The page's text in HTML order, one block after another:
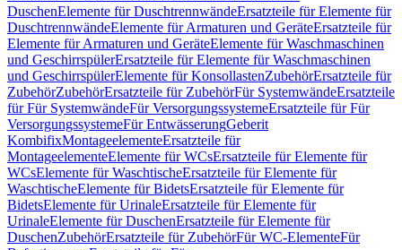
DuschenElemente für DuschtrennwändeErsatzteile für Elemente für
DuschtrennwändeElemente für Armaturen und GeräteErsatzteile für
Elemente für Armaturen und GeräteElemente für Waschmaschinen
und GeschirrspülerErsatzteile für Elemente für Waschmaschinen
und GeschirrspülerElemente für KonsollastenZubehörErsatzteile für
ZubehörZubehörErsatzteile für ZubehörFür SystemwändeErsatzteile
für Für SystemwändeFür VersorgungssystemeErsatzteile für Für
VersorgungssystemeFür EntwässerungGeberit
KombifixMontageelementeErsatzteile für
MontageelementeElemente für WCsErsatzteile für Elemente für
WCsElemente für WaschtischeErsatzteile für Elemente für
WaschtischeElemente für BidetsErsatzteile für Elemente für
BidetsElemente für UrinaleErsatzteile für Elemente für
UrinaleElemente für DuschenErsatzteile für Elemente für
DuschenZubehörErsatzteile für ZubehörFür WC-ElementeFür